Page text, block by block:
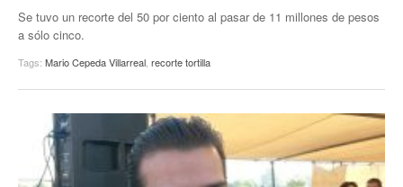
Se tuvo un recorte del 50 por ciento al pasar de 11 millones de pesos
a sólo cinco.
Tags: Mario Cepeda Villarreal recorte tortilla